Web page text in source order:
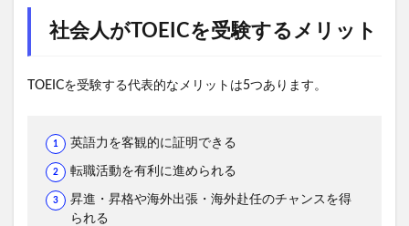
社会人がTOEICを受験するメリット
TOEICを受験する代表的なメリットは5つあります。
英語力を客観的に証明できる
転職活動を有利に進められる
昇進・昇格や海外出張・海外赴任のチャンスを得
られる